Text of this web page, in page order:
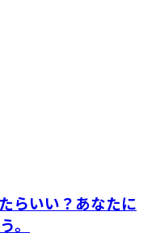
らいい？あなたに
。